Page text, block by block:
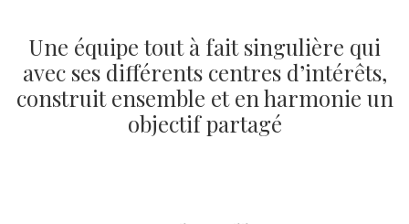
Une équipe tout à fait singulière qui
avec ses différents centres d’intérêts,
construit ensemble et en harmonie un
objectif partagé